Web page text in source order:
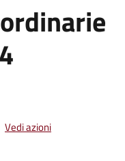
Vedi azioni